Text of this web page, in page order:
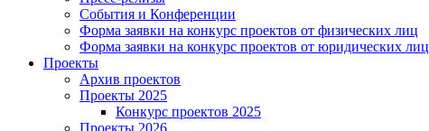
События и Конференции
Форма заявки на конкурс проектов от физических лиц
Форма заявки на конкурс проектов от юридических лиц
Проекты
Архив проектов
Проекты 2025
Конкурс проектов 2025
Проекты 2026